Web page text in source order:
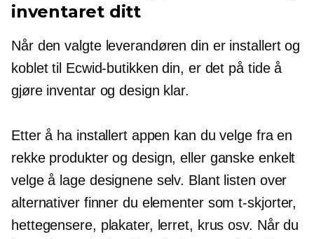
inventaret ditt
Når den valgte leverandøren din er installert og
koblet til Ecwid-butikken din, er det på tide å
gjøre inventar og design klar.
Etter å ha installert appen kan du velge fra en
rekke produkter og design, eller ganske enkelt
velge å lage designene selv. Blant listen over
alternativer finner du elementer somt-skjorter,
hettegensere, plakater, lerret, krus osv. Når du